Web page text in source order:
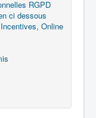
RGPD
ci dessous
Online